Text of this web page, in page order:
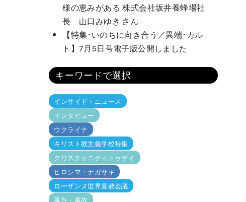
様の恵みがある 株式会社坂井養蜂場社
長 山口みゆき さん
【特集･いのちに向き合う／異端･カル
ト】7月5日号電子版公開しました
キーワードで選択
インサイド・ニュース
インタビュー
ウクライナ
キリスト教主義学校特集
クリスチャニティトゥデイ
ヒロシマ・ナガサキ
ローザンヌ世界宣教会議
事件・事故